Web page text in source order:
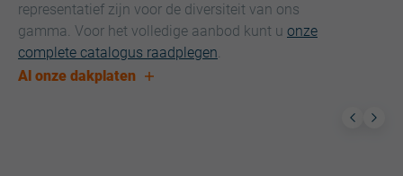
representatief zijn voor de diversiteit van ons
gamma. Voor het volledige aanbod kunt u onze
complete catalogus raadplegen.
Al onze dakplaten